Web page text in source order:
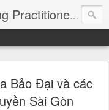
Doan Dinh Hoang - Marketing Practitioner
Bảo Đại và các
Sài Gòn